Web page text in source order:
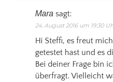
Mara sagt:
24. August 2016 um 19:30
Hi Steffi, es freut
getestet hast und es
Bei deiner Frage bin
überfragt. Vielleicht